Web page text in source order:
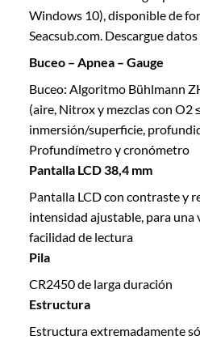
Windows 10), disponible de
Seacsub.com. Descargue
Buceo – Apnea – Gauge
Buceo: Algoritmo Bühlmann
(aire, Nitrox y mezclas con O2
inmersión/superficie,
Profundímetro y cronómetro
Pantalla LCD 38,4 mm
Pantalla LCD con contraste y
intensidad ajustable, para
facilidad de lectura
Pila
CR2450 de larga duración
Estructura
Estructura extremadamente